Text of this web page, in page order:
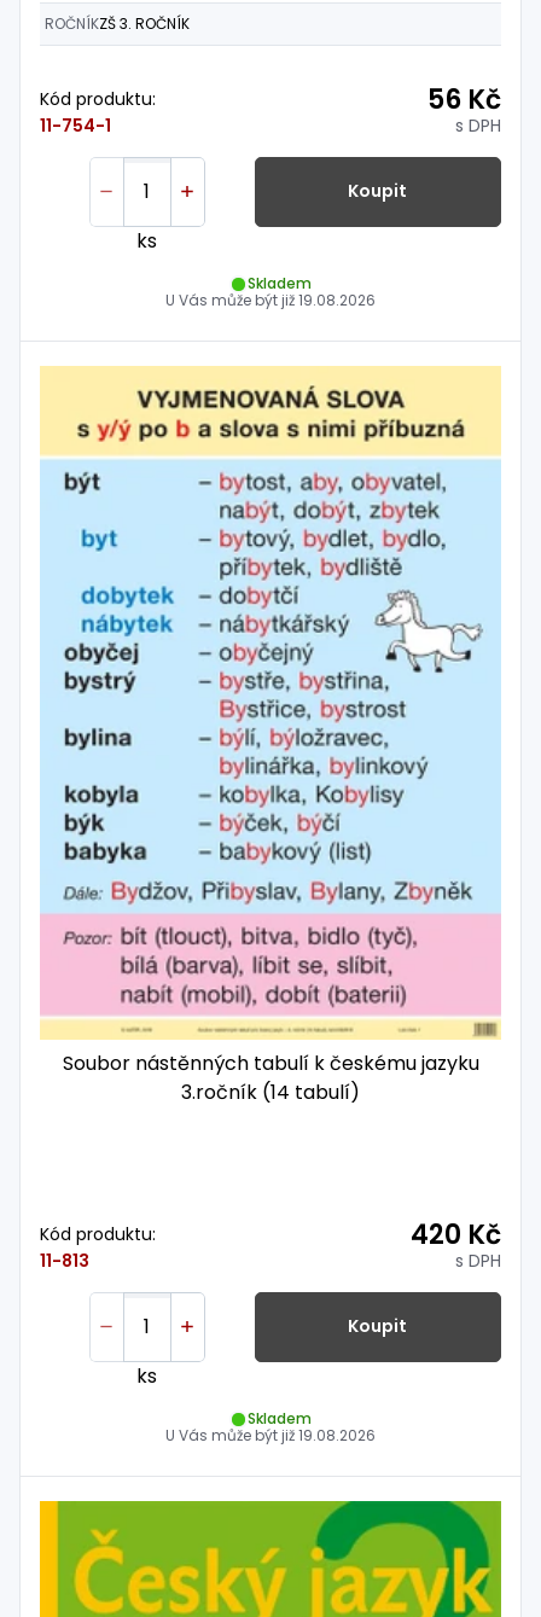
ROČNÍKZŠ 3. ROČNÍK
Kód produktu:
11-754-1
56 Kč
s DPH
ks
Koupit
Skladem
U Vás může být již19.08.2026
Soubor nástěnných tabulí k českému jazyku
3.ročník (14 tabulí)
Kód produktu:
11-813
420 Kč
s DPH
ks
Koupit
Skladem
U Vás může být již19.08.2026